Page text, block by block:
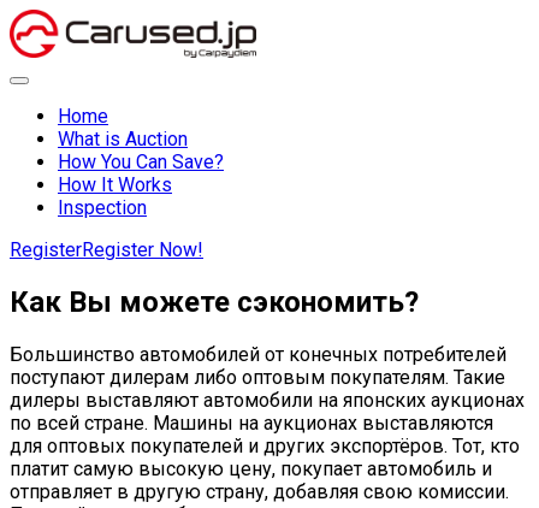
Home
What is Auction
How You Can Save?
How It Works
Inspection
RegisterRegister Now!
Как Вы можете сэкономить?
Большинство автомобилей от конечных потребителей
поступают дилерам либо оптовым покупателям. Такие
дилеры выставляют автомобили на японских аукционах
по всей стране. Машины на аукционах выставляются
для оптовых покупателей и других экспортёров. Тот, кто
платит самую высокую цену, покупает автомобиль и
отправляет в другую страну, добавляя свою комиссии.